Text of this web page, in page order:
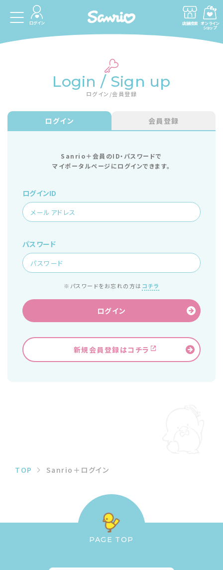
ログイン 店舗検索 オンライン
ショップ
Login / Sign up
ログイン/会員登録
ログイン 会員登録
Sanrio＋会員のID・パスワードで
マイポータルページにログインできます。
ログインID
パスワード
※パスワードをお忘れの方は コチラ
ログイン
新規会員登録はコチラ
TOP Sanrio＋ログイン
PAGE TOP